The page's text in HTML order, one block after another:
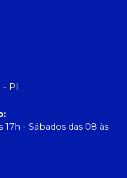
PI
:
17h - Sábados das 08 às